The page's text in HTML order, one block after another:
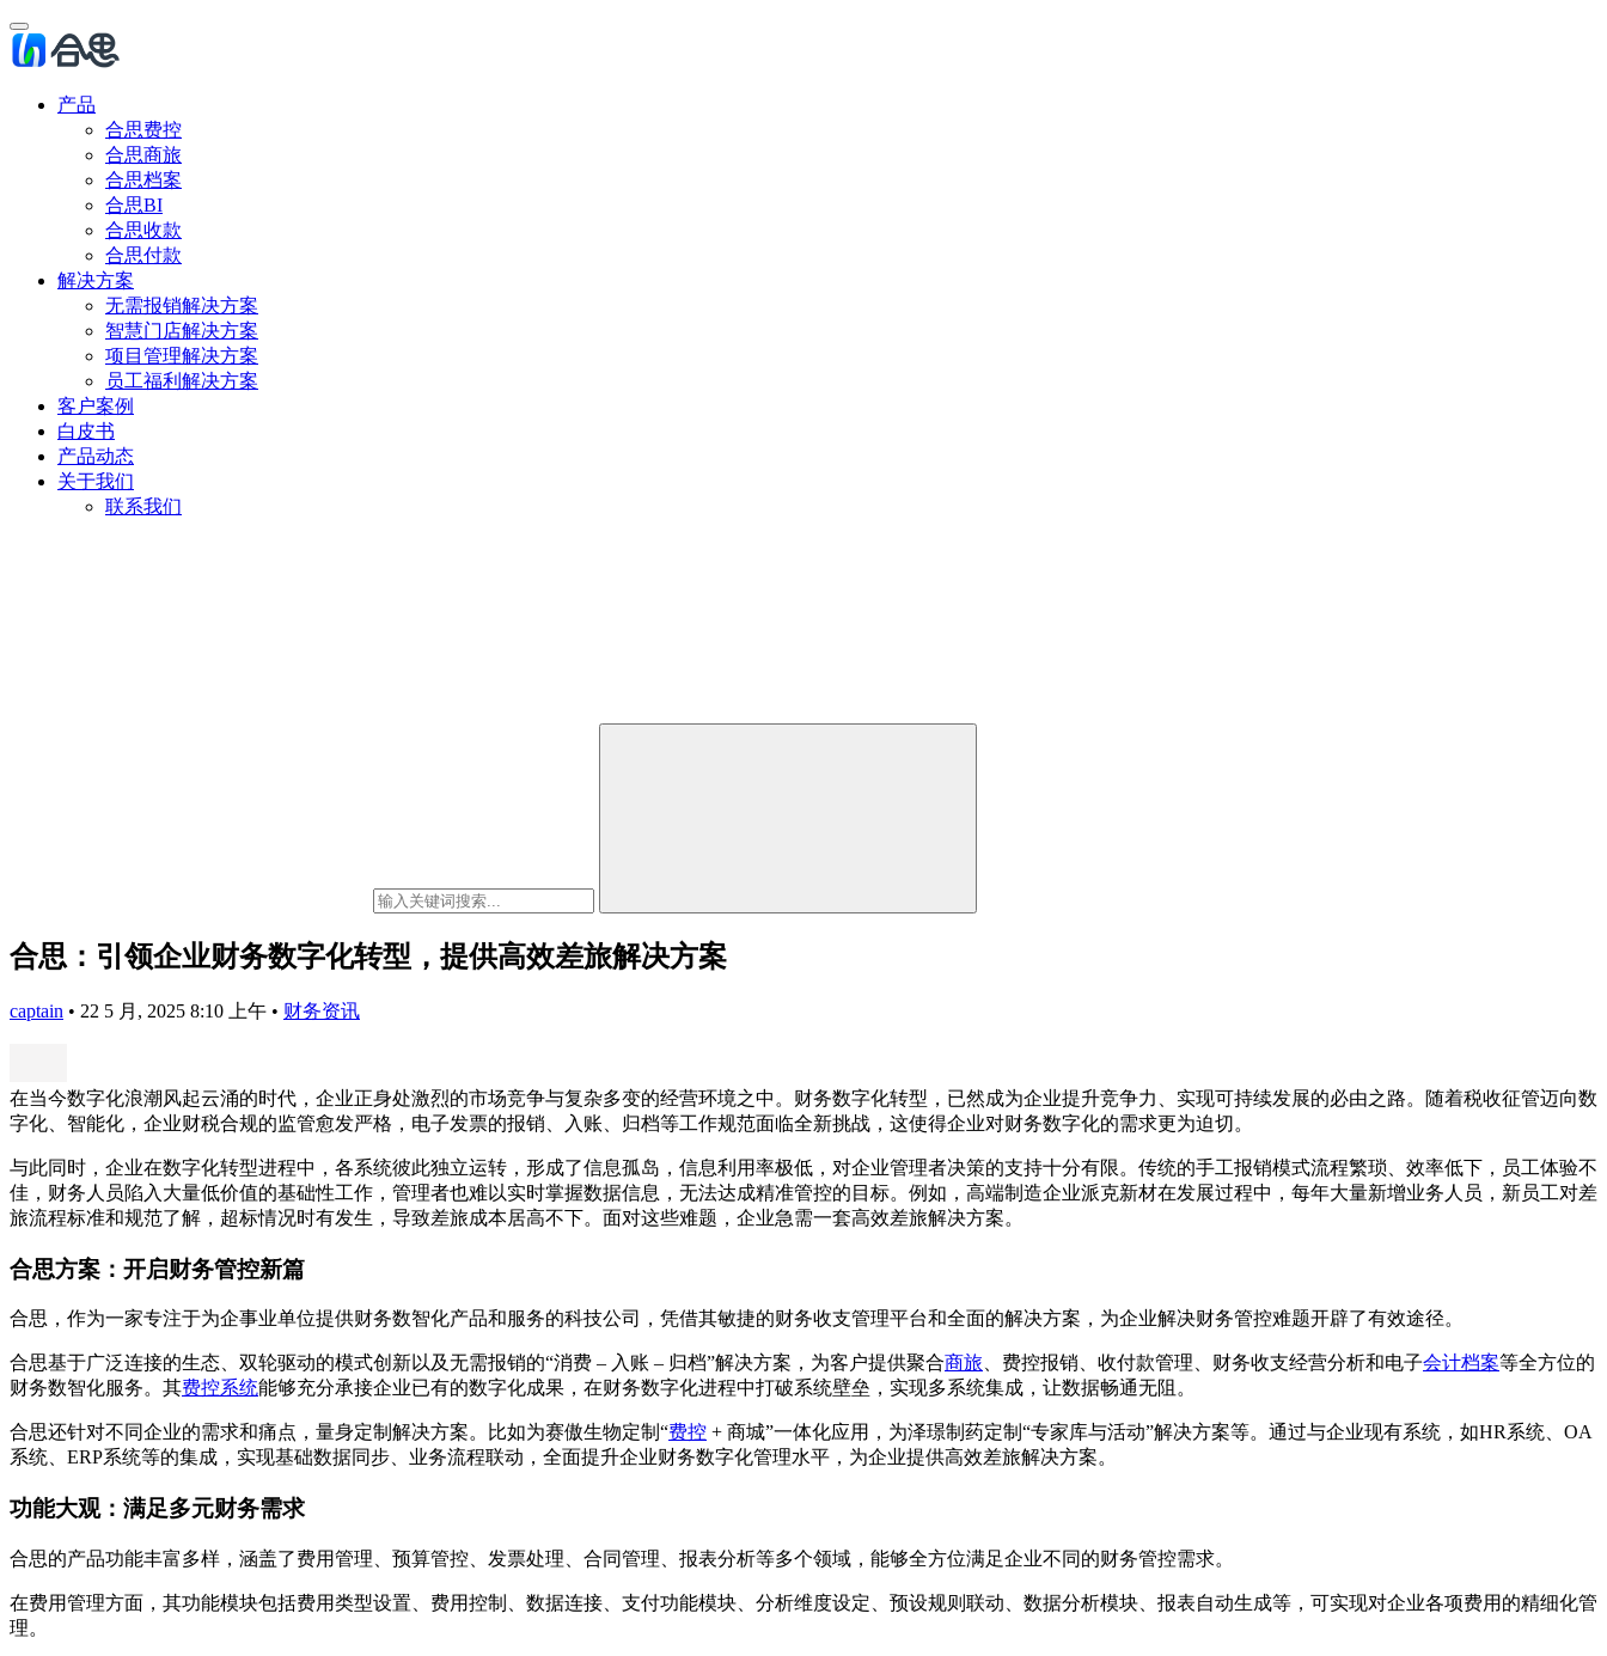
产品
合思费控
合思商旅
合思档案
合思BI
合思收款
合思付款
解决方案
无需报销解决方案
智慧门店解决方案
项目管理解决方案
员工福利解决方案
客户案例
白皮书
产品动态
关于我们
联系我们
合思：引领企业财务数字化转型，提供高效差旅解决方案
captain • 22 5 月, 2025 8:10 上午 • 财务资讯
在当今数字化浪潮风起云涌的时代，企业正身处激烈的市场竞争与复杂多变的经营环境之中。财务数字化转型，已然成为企业提升竞争力、实现可持续发展的必由之路。随着税收征管迈向数
字化、智能化，企业财税合规的监管愈发严格，电子发票的报销、入账、归档等工作规范面临全新挑战，这使得企业对财务数字化的需求更为迫切。
与此同时，企业在数字化转型进程中，各系统彼此独立运转，形成了信息孤岛，信息利用率极低，对企业管理者决策的支持十分有限。传统的手工报销模式流程繁琐、效率低下，员工体验不
佳，财务人员陷入大量低价值的基础性工作，管理者也难以实时掌握数据信息，无法达成精准管控的目标。例如，高端制造企业派克新材在发展过程中，每年大量新增业务人员，新员工对差
旅流程标准和规范了解，超标情况时有发生，导致差旅成本居高不下。面对这些难题，企业急需一套高效差旅解决方案。
合思方案：开启财务管控新篇
合思，作为一家专注于为企事业单位提供财务数智化产品和服务的科技公司，凭借其敏捷的财务收支管理平台和全面的解决方案，为企业解决财务管控难题开辟了有效途径。
合思基于广泛连接的生态、双轮驱动的模式创新以及无需报销的“消费 – 入账 – 归档”解决方案，为客户提供聚合商旅 、费控报销、收付款管理、财务收支经营分析和电子会计档案等全方位的
财务数智化服务。其费控系统能够充分承接企业已有的数字化成果，在财务数字化进程中打破系统壁垒，实现多系统集成，让数据畅通无阻。
合思还针对不同企业的需求和痛点，量身定制解决方案。比如为赛傲生物定制“费控 + 商城”一体化应用，为泽璟制药定制“专家库与活动”解决方案等。通过与企业现有系统，如HR系统、OA
系统、ERP系统等的集成，实现基础数据同步、业务流程联动，全面提升企业财务数字化管理水平，为企业提供高效差旅解决方案。
功能大观：满足多元财务需求
合思的产品功能丰富多样，涵盖了费用管理、预算管控、发票处理、合同管理、报表分析等多个领域，能够全方位满足企业不同的财务管控需求。
在费用管理方面，其功能模块包括费用类型设置、费用控制、数据连接、支付功能模块、分析维度设定、预设规则联动、数据分析模块、报表自动生成等，可实现对企业各项费用的精细化管
理。